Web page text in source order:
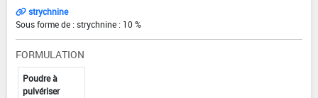
strychnine
Sous forme de : strychnine : 10 %
FORMULATION
Poudre à
pulvériser